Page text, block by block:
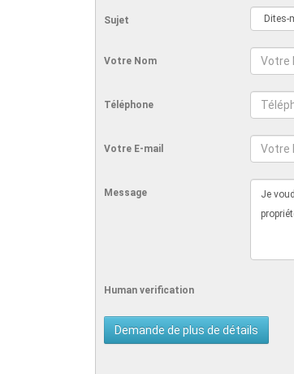
Sujet
Votre Nom
Téléphone
Votre E-mail
Message
Human verification